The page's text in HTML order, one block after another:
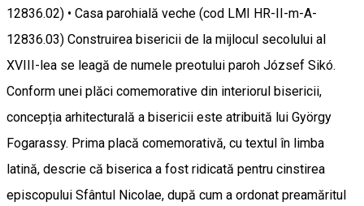
12836.02) • Casa parohială veche (cod LMI HR-II-m-A-
12836.03) Construirea bisericii de la mijlocul secolului al
XVIII-lea se leagă de numele preotului paroh József Sikó.
Conform unei plăci comemorative din interiorul bisericii,
concepția arhitecturală a bisericii este atribuită lui György
Fogarassy. Prima placă comemorativă, cu textul în limba
latină, descrie că biserica a fost ridicată pentru cinstirea
episcopului Sfântul Nicolae, după cum a ordonat preamăritul